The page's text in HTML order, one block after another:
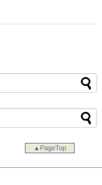
▲PageTop